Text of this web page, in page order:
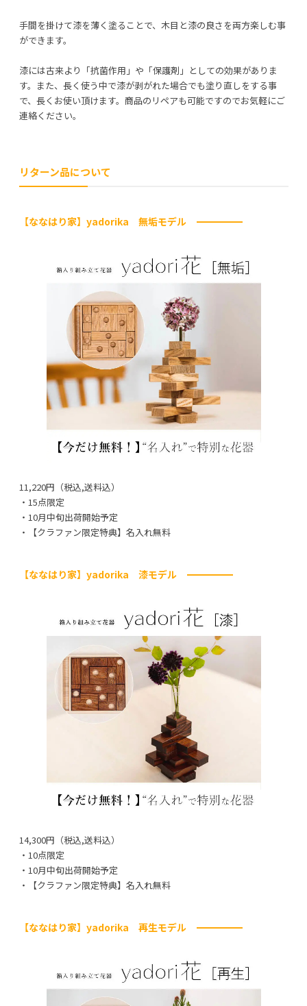
⼿間を掛けて漆を薄く塗ることで、⽊⽬と漆の良さを両⽅楽しむ事
ができます。
漆には古来より「抗菌作⽤」や「保護剤」としての効果がありま
す。また、⻑く使う中で漆が剥がれた場合でも塗り直しをする事
で、⻑くお使い頂けます。商品のリペアも可能ですのでお気軽にご
連絡ください。
リターン品について
【ななはり家】yadorika 無垢モデル
11,220円（税込,送料込）
・15点限定
・10月中旬出荷開始予定
・【クラファン限定特典】名入れ無料
【ななはり家】yadorika 漆モデル
14,300円（税込,送料込）
・10点限定
・10月中旬出荷開始予定
・【クラファン限定特典】名入れ無料
【ななはり家】yadorika 再生モデル